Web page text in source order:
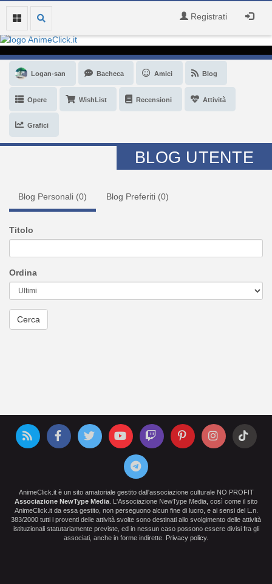
Registrati
Logan-san Bacheca Amici Blog
Opere WishList Recensioni Attività
Grafici
BLOG UTENTE
Blog Personali (0) Blog Preferiti (0)
Titolo
Ordina
AnimeClick.it è un sito amatoriale gestito dall'associazione culturale NO PROFIT
Associazione NewType Media . L'Associazione NewType Media, così come il sito
AnimeClick.it da essa gestito, non perseguono alcun fine di lucro, e ai sensi del L.n.
383/2000 tutti i proventi delle attività svolte sono destinati allo svolgimento delle attività
istituzionali statutariamente previste, ed in nessun caso possono essere divisi fra gli
associati, anche in forme indirette.
Privacy policy.